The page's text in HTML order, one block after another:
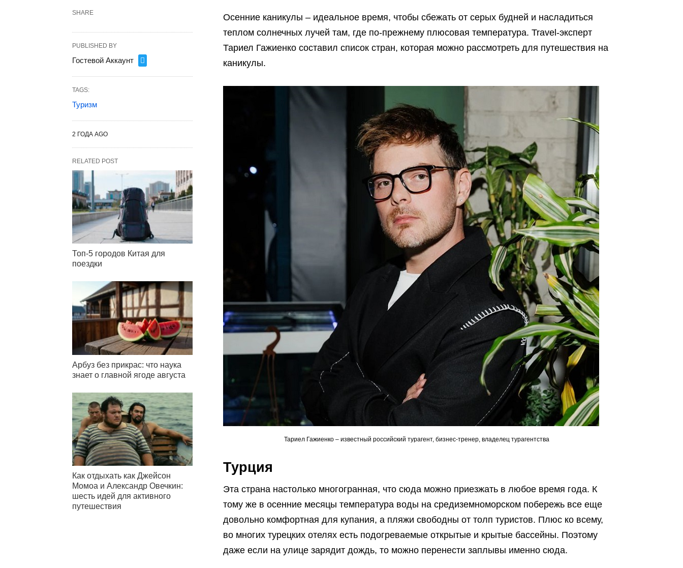
Осенние каникулы – идеальное время, чтобы сбежать от серых будней и насладиться
теплом солнечных лучей там, где по-прежнему плюсовая температура. Travel-эксперт
Тариел Гажиенко составил список стран, которая можно рассмотреть для путешествия на
каникулы.
Тариел Гажиенко – известный российский турагент, бизнес-тренер, владелец турагентства
Турция
Эта страна настолько многогранная, что сюда можно приезжать в любое время года. К
тому же в осенние месяцы температура воды на средиземноморском побережь все еще
довольно комфортная для купания, а пляжи свободны от толп туристов. Плюс ко всему,
во многих турецких отелях есть подогреваемые открытые и крытые бассейны. Поэтому
даже если на улице зарядит дождь, то можно перенести заплывы именно сюда.
SHARE
PUBLISHED BY
Гостевой Аккаунт
TAGS:
Туризм
2 ГОДА AGO
RELATED POST
Топ-5 городов Китая для
поездки
Арбуз без прикрас: что наука
знает о главной ягоде августа
Как отдыхать как Джейсон
Момоа и Александр Овечкин:
шесть идей для активного
путешествия